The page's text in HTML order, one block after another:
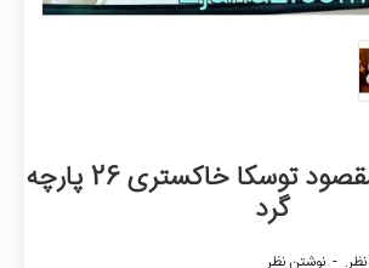
سرویس اپال مقصود توسکا خاکستری 26 پارچه
گرد
- نوشتن نظر